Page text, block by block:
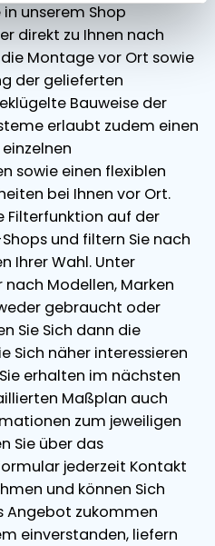
unserem Shop
direkt zu Ihnen nach
Montage vor Ort sowie
der gelieferten
Bauweise der
erlaubt zudem einen
sowie einen flexiblen
bei Ihnen vor Ort.
Filterfunktion auf der
und filtern Sie nach
Ihrer Wahl. Unter
Modellen, Marken
gebraucht oder
Sie Sich dann die
Sich näher interessieren
erhalten im nächsten
Maßplan auch
zum jeweiligen
Sie über das
jederzeit Kontakt
und können Sich
Angebot zukommen
einverstanden, liefern